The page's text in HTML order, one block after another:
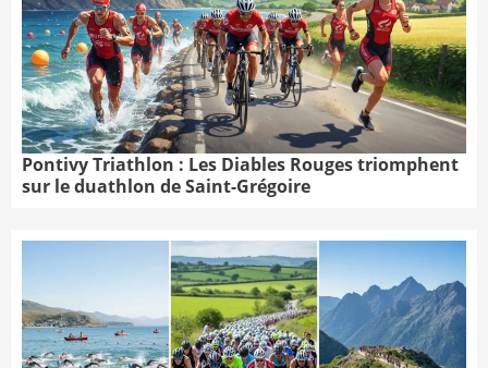
Pontivy Triathlon : Les Diables Rouges triomphent
sur le duathlon de Saint-Grégoire